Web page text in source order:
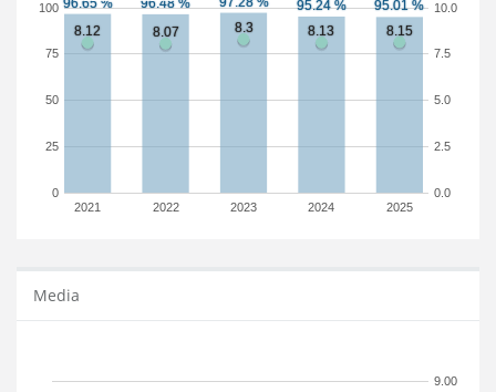
2021 2022 2023 2024 2025
0
25
50
75
100
0.0
2.5
5.0
7.5
10.0
Media
9.00